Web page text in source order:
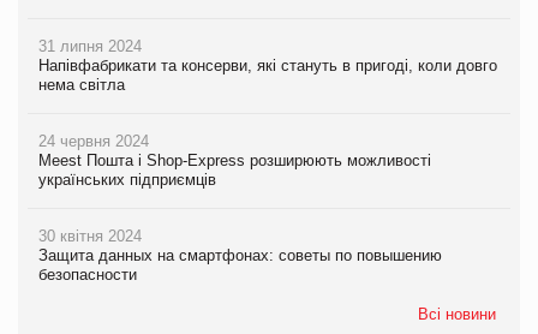
31 липня 2024
Напівфабрикати та консерви, які стануть в пригоді, коли довго
нема світла
24 червня 2024
Meest Пошта і Shop-Express розширюють можливості
українських підприємців
30 квітня 2024
Защита данных на смартфонах: советы по повышению
безопасности
Всі новини